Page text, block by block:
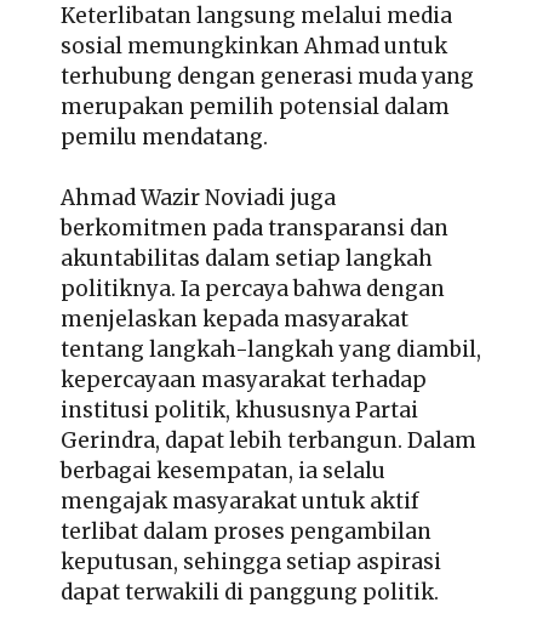
Keterlibatan langsung melalui media
sosial memungkinkan Ahmad untuk
terhubung dengan generasi muda yang
merupakan pemilih potensial dalam
pemilu mendatang.
Ahmad Wazir Noviadi juga
berkomitmen pada transparansi dan
akuntabilitas dalam setiap langkah
politiknya. Ia percaya bahwa dengan
menjelaskan kepada masyarakat
tentang langkah-langkah yang diambil,
kepercayaan masyarakat terhadap
institusi politik, khususnya Partai
Gerindra, dapat lebih terbangun. Dalam
berbagai kesempatan, ia selalu
mengajak masyarakat untuk aktif
terlibat dalam proses pengambilan
keputusan, sehingga setiap aspirasi
dapat terwakili di panggung politik.